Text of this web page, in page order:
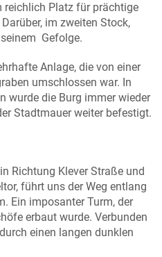
reichlich Platz für prächtige
im zweiten Stock,
Gefolge.
Anlage, die von einer
umschlossen war. In
wurde die Burg immer wieder
Stadtmauer weiter befestigt.
Richtung Klever Straße und
führt uns der Weg entlang
Ein imposanter Turm, der
erbaut wurde. Verbunden
einen langen dunklen